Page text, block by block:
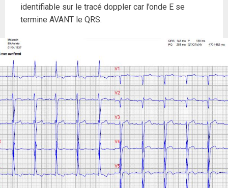
identifiable sur le tracé doppler car l’onde E se
termine AVANT le QRS.